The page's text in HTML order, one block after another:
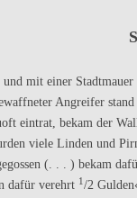
mit einer
Angreifer
eintrat, bekam der
viele Linden und
(. . . ) bekam
dafür ver­ehrt 1 /2